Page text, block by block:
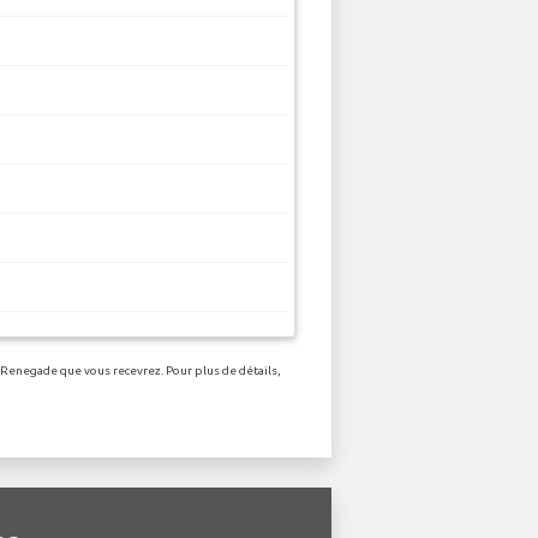
que vous recevrez. Pour plus de détails,